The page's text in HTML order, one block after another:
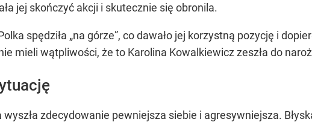
jej skończyć akcji i skutecznie się obronila.
spędziła „na górze”, co dawało jej korzystną pozycję i
mieli wątpliwości, że to Karolina Kowalkiewicz zeszła do
zdecydowanie pewniejsza siebie i agresywniejsza.